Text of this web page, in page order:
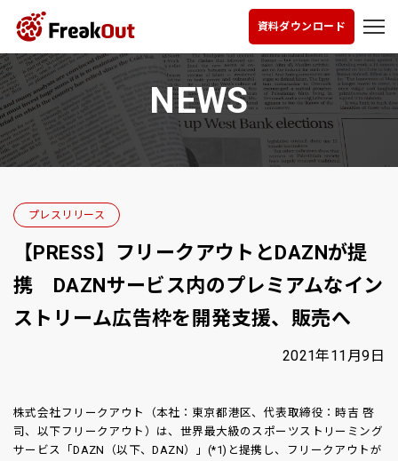
資料ダウンロード
NEWS
プレスリリース
【PRESS】フリークアウトとDAZNが提
携 DAZNサービス内のプレミアムなイン
ストリーム広告枠を開発支援、販売へ
2021年11月9日
株式会社フリークアウト（本社：東京都港区、代表取締役：時吉 啓
司、以下フリークアウト）は、世界最大級のスポーツストリーミング
サービス「DAZN（以下、DAZN）」(*1)と提携し、フリークアウトが